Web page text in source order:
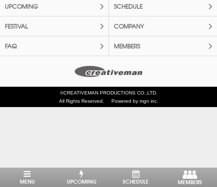
UPCOMING SCHEDULE
FESTIVAL COMPANY
FAQ MEMBERS
©CREATIVEMAN PRODUCTIONS CO.,LTD.
All Rights Reserved.
Powered by mgn inc.
MENU UPCOMING SCHEDULE MEMBERS